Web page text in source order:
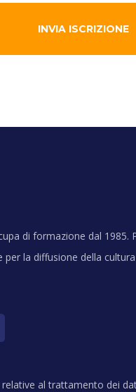
di formazione dal 1985.
per la diffusione della
al trattamento dei